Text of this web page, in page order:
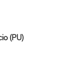
(PU)